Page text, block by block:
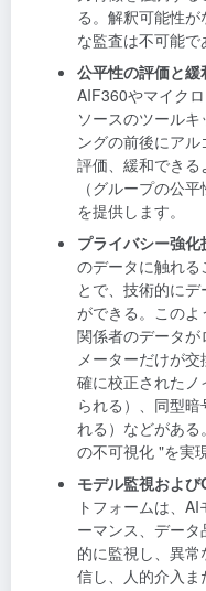
る。解釈可能性
な監査は不可能で
公平性の評価と緩
AIF360やマイク
ソースのツール
ングの前後にアル
評価、緩和でき
（グループの公
を提供します。
プライバシー強化
のデータに触れる
とで、技術的に
ができる。この
関係者のデータ
メーターだけが
確に校正されたノ
られる）、同型
れる）などがある
の不可視化 "を実
モデル監視およ
トフォームは、
ーマンス、デー
的に監視し、異
信し、人的介入ま